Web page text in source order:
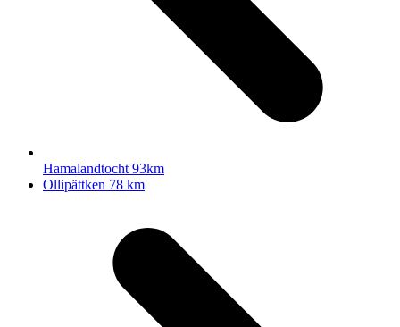
Hamalandtocht 93km
next
Ollipättken 78 km